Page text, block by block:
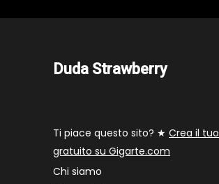
Duda Strawberry
Ti piace questo sito? ★ Crea il tuo
gratuito su Gigarte.com
Chi siamo